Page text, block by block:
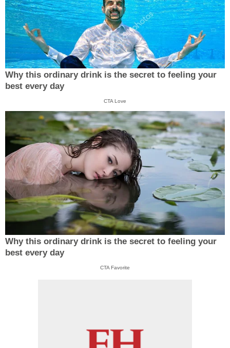
Why this ordinary drink is the secret to feeling your
best every day
CTA Love
Why this ordinary drink is the secret to feeling your
best every day
CTA Favorite